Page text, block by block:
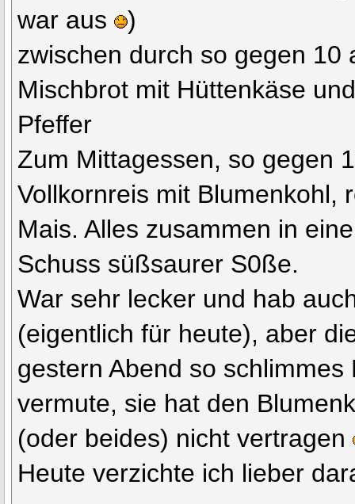
war aus )
zwischen durch so gegen 10
Mischbrot mit Hüttenkäse
Pfeffer
Zum Mittagessen, so gegen
Vollkornreis mit Blumenkohl,
Mais. Alles zusammen in
Schuss süßsaurer S0ße.
War sehr lecker und hab
(eigentlich für heute), aber
gestern Abend so
vermute, sie hat den
(oder beides) nicht vertragen
Heute verzichte ich lieber